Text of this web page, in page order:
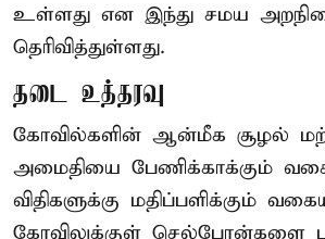
உள்ளது என இந்து சமய
தெரிவித்துள்ளது.
தடை உத்தரவு
கோவில்களின் ஆன்மீக சூழல்
அமைதியை பேணிக்காக்கும்
விதிகளுக்கு மதிப்பளிக்கும்
கோவிலுக்குள் செல்போன்களை